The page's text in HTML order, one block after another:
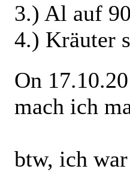
3.) Al auf
4.) Kräuter
On
mach ich
btw, ich